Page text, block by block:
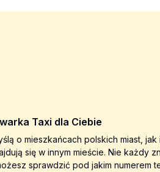
Taxi dla Ciebie
o mieszkańcach polskich miast, jak
się w innym mieście. Nie każdy
sprawdzić pod jakim numerem